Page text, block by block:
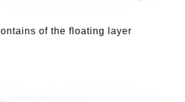
of the floating layer